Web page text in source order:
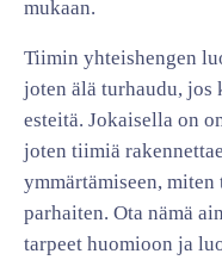
mukaan.
Tiimin yhteishengen
joten älä turhaudu, jos
esteitä. Jokaisella on
joten tiimiä
ymmärtämiseen,
parhaiten. Ota nämä
tarpeet huomioon ja